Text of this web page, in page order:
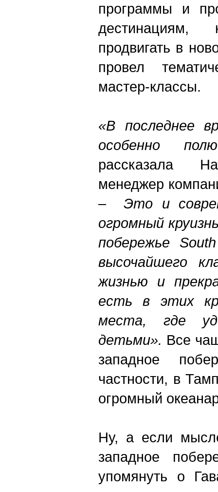
программы и
дестинациям,
продвигать в
провел
мастер-классы.
«В последнее
особенно
рассказала
менеджер
–Это и
огромный
побережье
высочайшего
жизнью и
есть в этих
места, где
детьми». Все
западное
частности, в
огромный
Ну, а если
западное
упомянуть о